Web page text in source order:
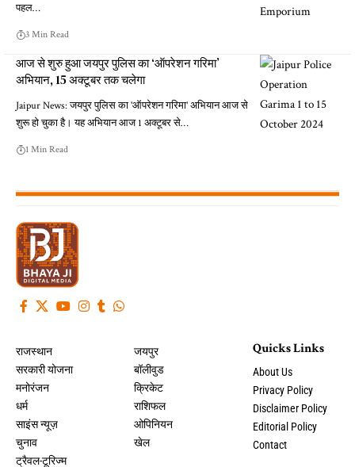
पहल…
3 Min Read
आज से शुरु हुआ जयपुर पुलिस का ‘ऑपरेशन गरिमा’
अभियान, 15 अक्टूबर तक चलेगा
Jaipur News: जयपुर पुलिस का 'ऑपरेशन गरिमा' अभियान आज से
शुरू हो चुका है। यह अभियान आज 1 अक्टूबर से…
1 Min Read
राजस्थान
सरकारी योजना
मनोरंजन
धर्म
साइंस न्यूज़
चुनाव
ट्रैवल-टूरिज्म
जयपुर
बॉलीवुड
क्रिकेट
राशिफल
ओपिनियन
खेल
Quicks Links
About Us
Privacy Policy
Disclaimer Policy
Editorial Policy
Contact